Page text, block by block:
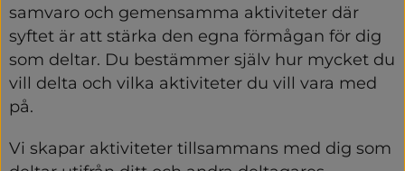
samvaro och gemensamma aktiviteter där
syftet är att stärka den egna förmågan för dig
som deltar. Du bestämmer själv hur mycket du
vill delta och vilka aktiviteter du vill vara med
på.
Vi skapar aktiviteter tillsammans med dig som